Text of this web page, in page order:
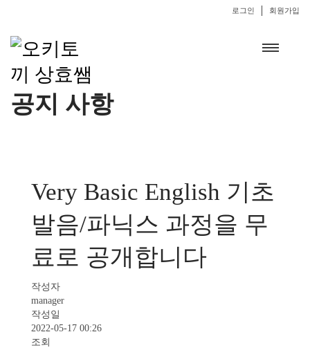
로그인 회원가입
공지 사항
Very Basic English 기초
발음/파닉스 과정을 무
료로 공개합니다
작성자
manager
작성일
2022-05-17 00:26
조회